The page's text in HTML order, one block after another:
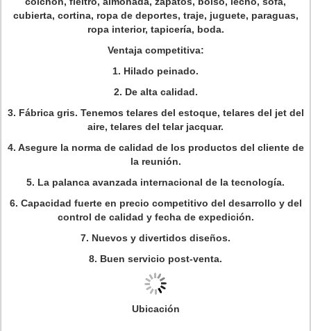
cubierta, cortina, ropa de deportes, traje, juguete, paraguas,
ropa interior, tapicería, boda.
Ventaja competitiva:
1. Hilado peinado.
2. De alta calidad.
3. Fábrica gris. Tenemos telares del estoque, telares del jet del
aire, telares del telar jacquar.
4. Asegure la norma de calidad de los productos del cliente de
la reunión.
5. La palanca avanzada internacional de la tecnología.
6. Capacidad fuerte en precio competitivo del desarrollo y del
control de calidad y fecha de expedición.
7. Nuevos y divertidos diseños.
8. Buen servicio post-venta.
Ubicación